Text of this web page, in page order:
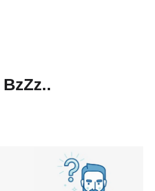
BzZz..